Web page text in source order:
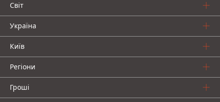
Світ
Україна
Київ
Регіони
Гроші